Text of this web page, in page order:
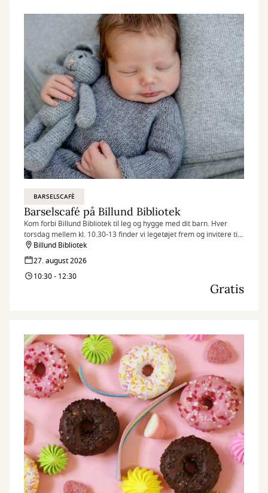
BARSELSCAFÈ
Barselscafé på Billund Bibliotek
Kom forbi Billund Bibliotek til leg og hygge med dit barn. Hver
torsdag mellem kl. 10.30-13 finder vi legetøjet frem og invitere til
Barselscafé.
Billund Bibliotek
27. august 2026
10:30 - 12:30
Gratis